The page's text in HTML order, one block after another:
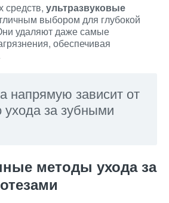
средств, ультразвуковые
выбором для глубокой
удаляют даже самые
обеспечивая
напрямую зависит от
ухода за зубными
методы ухода за